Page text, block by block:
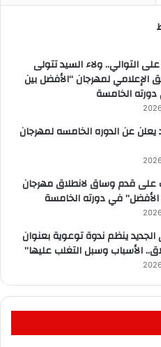
على التوالي.. ولاء السيد تتولى
الإعلامي لمهرجان “الأفضل بين
الخامسة
عن الدوره الخامسه لمهرجان
على قدم وساق لانطلاق مهرجان
الأفضل” في دورته الخامسة
الجديد ينظم ندوة توعوية بعنوان
الأسباب وسبل التغلب عليها”